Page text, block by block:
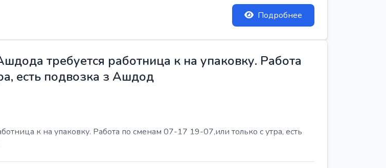
Подробнее
требуется работница к на упаковку. Работа
есть подвозка з Ашдод
к на упаковку. Работа по сменам 07-17 19-07,или только с утра, есть